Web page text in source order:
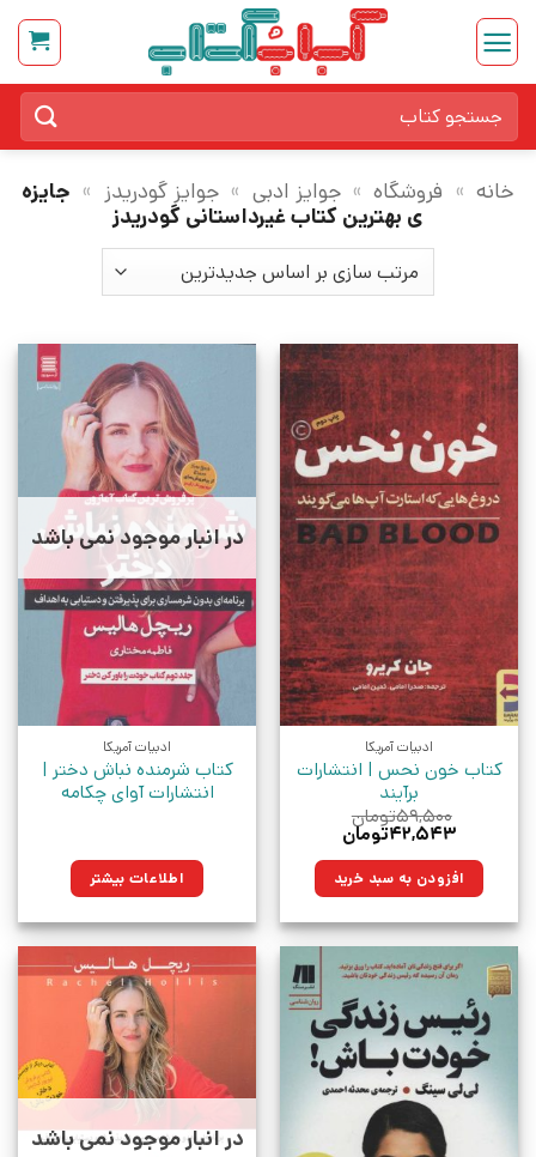
Skip
content
برای:
خانه » فروشگاه » جوایز ادبی » جوایز گودریدز » جایزه
ی بهترین کتاب غیرداستانی گودریدز
ادبیات آمریکا
کتاب خون نحس | انتشارات
برآیند
۵۹,۵۰۰تومان
قیمت
۵۹,۵۰۰تومان
بود.
۴۲,۵۴۳تومان
۴۲,۵۴۳تومان.افزودن به سبد خرید
در انبار موجود نمی باشد
ادبیات آمریکا
کتاب شرمنده نباش دختر |
انتشارات آوای چکامه
اطلاعات بیشتر
در انبار موجود نمی باشد